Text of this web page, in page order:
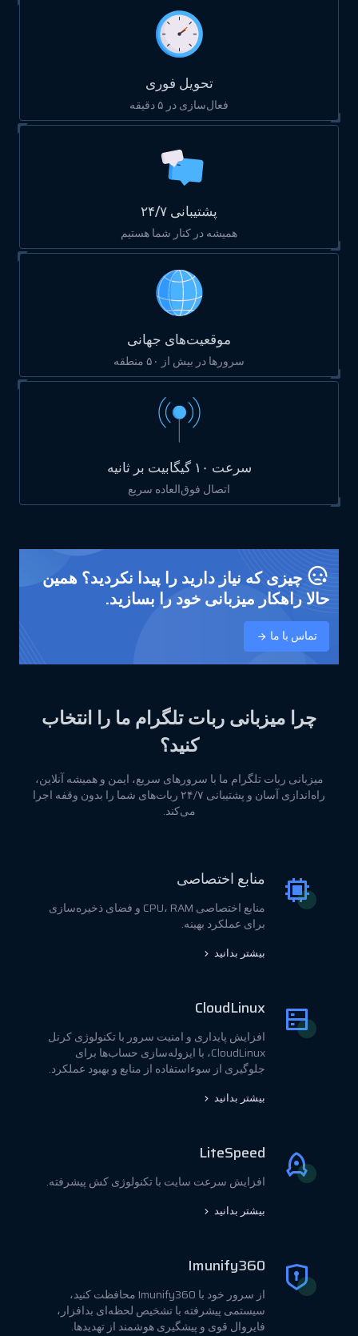
تحویل فوری
فعال‌سازی در ۵ دقیقه
پشتیبانی ۲۴/۷
همیشه در کنار شما هستیم
موقعیت‌های جهانی
سرورها در بیش از ۵۰ منطقه
سرعت ۱۰ گیگابیت بر ثانیه
اتصال فوق‌العاده سریع
چیزی که نیاز دارید را پیدا نکردید؟ همین
حالا راهکار میزبانی خود را بسازید.
تماس با ما
چرا میزبانی ربات تلگرام ما را انتخاب
کنید؟
میزبانی ربات تلگرام ما با سرورهای سریع، ایمن و همیشه آنلاین،
راه‌اندازی آسان و پشتیبانی ۲۴/۷ ربات‌های شما را بدون وقفه اجرا
می‌کند.
منابع اختصاصی
منابع اختصاصی CPU، RAM و فضای ذخیره‌سازی
برای عملکرد بهینه.
بیشتر بدانید
CloudLinux
افزایش پایداری و امنیت سرور با تکنولوژی کرنل
CloudLinux، با ایزوله‌سازی حساب‌ها برای
جلوگیری از سوءاستفاده از منابع و بهبود عملکرد.
بیشتر بدانید
LiteSpeed
افزایش سرعت سایت با تکنولوژی کش پیشرفته.
بیشتر بدانید
Imunify360
از سرور خود با Imunify360 محافظت کنید،
سیستمی پیشرفته با تشخیص لحظه‌ای بدافزار،
فایروال قوی و پیشگیری هوشمند از تهدیدها.